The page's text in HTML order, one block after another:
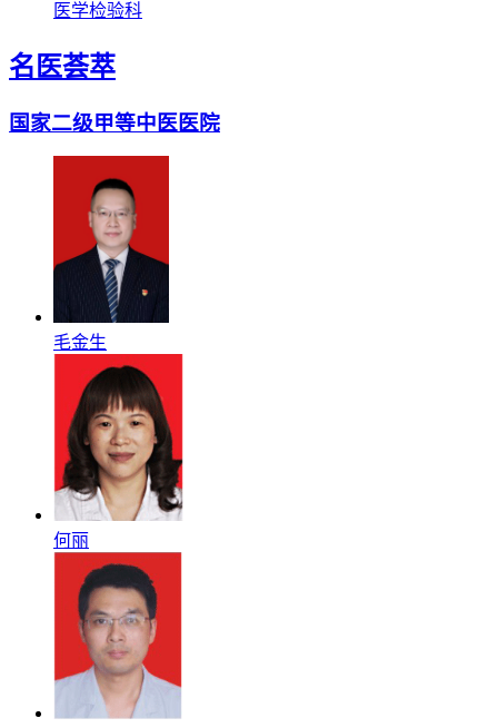
医学检验科
名医荟萃
国家二级甲等中医医院
毛金生
何丽